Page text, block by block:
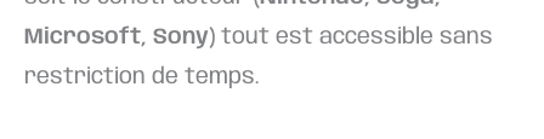
Microsoft, Sony) tout est accessible sans
restriction de temps.